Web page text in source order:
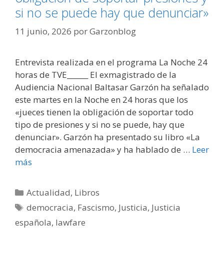
si no se puede hay que denunciar»
11 junio, 2026 porGarzonblog
Entrevista realizada en el programa La Noche 24
horas de TVE______ El exmagistrado de la
Audiencia Nacional Baltasar Garzón ha señalado
este martes en la Noche en 24 horas que los
«jueces tienen la obligación de soportar todo
tipo de presiones y si no se puede, hay que
denunciar». Garzón ha presentado su libro «La
democracia amenazada» y ha hablado de … Leer
más
Categorías
Actualidad, Libros
Etiquetas
democracia, Fascismo, Justicia, Justicia
española, lawfare